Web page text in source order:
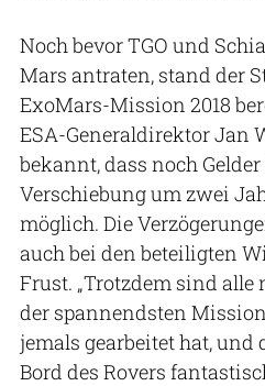
Noch bevor TGO und
Mars antraten, stand der
ExoMars-Mission 2018
ESA-Generaldirektor Jan
bekannt, dass noch
Verschiebung um zwei
möglich. Die
auch bei den beteiligten
Frust. „Trotzdem sind
der spannendsten
jemals gearbeitet hat, und
Bord des Rovers